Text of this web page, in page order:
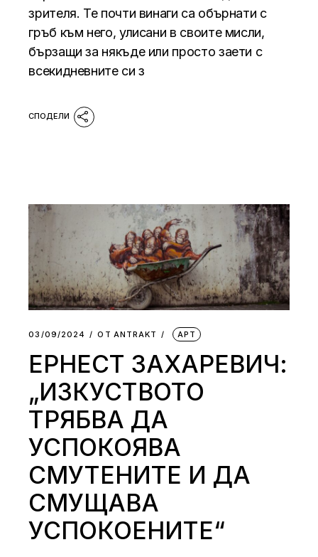
зрителя. Те почти винаги са обърнати с
гръб към него, улисани в своите мисли,
бързащи за някъде или просто заети с
всекидневните си з
03/09/2024 ОТ АNTRAKT АРТ
EРНЕСТ ЗАХАРЕВИЧ:
„ИЗКУСТВОТО
ТРЯБВА ДА
УСПОКОЯВА
СМУТЕНИТЕ И ДА
СМУЩАВА
УСПОКОЕНИТЕ“